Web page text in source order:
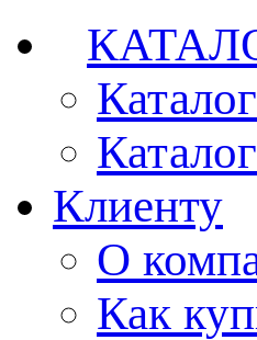
Клиенту
О
Как